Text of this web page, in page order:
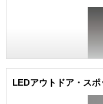
LEDアウトドア・スポ